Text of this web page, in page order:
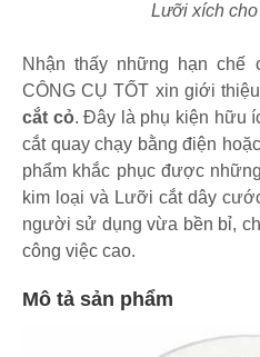
Lưỡi xích
Nhận thấy những hạn chế
CÔNG CỤ TỐT xin giới
cắt cỏ. Đây là phụ kiện hữu
cắt quay chạy bằng điện
phẩm khắc phục được
kim loại và Lưỡi cắt dây
người sử dụng vừa bền bỉ,
công việc cao.
Mô tả sản phẩm